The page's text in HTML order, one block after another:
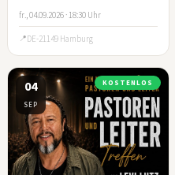
fr., 04.09.2026 · 18:30 Uhr
DE-21149 Hamburg
04
SEP
KOSTENLOS